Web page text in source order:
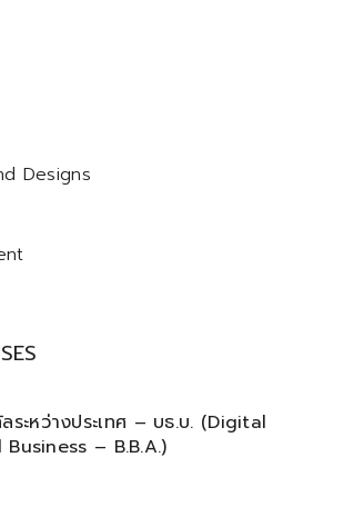
Designs
ระหว่างประเทศ – บธ.บ. (Digital
– B.B.A.)